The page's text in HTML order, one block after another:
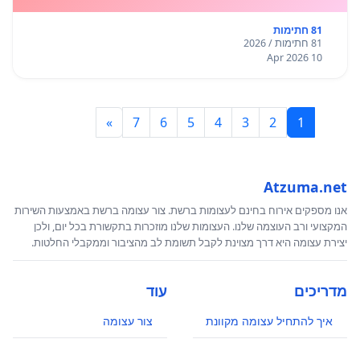
81 חתימות
81 חתימות / 2026
10 Apr 2026
1
2
3
4
5
6
7
»
Atzuma.net
אנו מספקים אירוח בחינם לעצומות ברשת. צור עצומה ברשת באמצעות השירות
המקצועי ורב העוצמה שלנו. העצומות שלנו מוזכרות בתקשורת בכל יום, ולכן
יצירת עצומה היא דרך מצוינת לקבל תשומת לב מהציבור וממקבלי החלטות.
מדריכים
איך להתחיל עצומה מקוונת
עוד
צור עצומה